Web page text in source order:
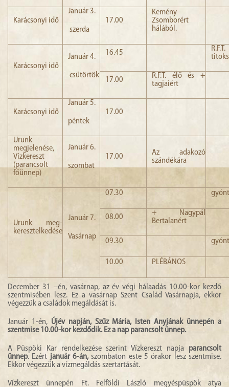
Karácsonyi idő
Január 3.
szerda
17.00
Kemény
Zsomborért
hálából.
Karácsonyi idő
Január 4.
csütörtök
16.45
R.F.T.
17.00
R.F.T. élő és +
tagjaiért
Karácsonyi idő
Január 5.
péntek
17.00
Urunk
megjelenése,
Vízkereszt
(parancsolt
főünnep)
Január 6.
szombat
17.00
Az adakozó
szándékára
Urunk meg-
keresztelkedése
Január 7.
Vasárnap
07.30
08.00
+ Nagypál
Bertalanért
09.30
10.00 PLÉBÁNOS
December 31 –én, vasárnap, az év végi hálaadás 10.00-kor kezdő
szentmisében lesz. Ez a vasárnap Szent Család Vasárnapja, ekkor
végezzük a családok megáldását is.
Január 1-én, Újév napján, Szűz Mária, Isten Anyjának ünnepén a
szentmise 10.00-kor kezdődik. Ez a nap parancsolt ünnep.
A Püspöki Kar rendelkezése szerint Vízkereszt napja parancsolt
ünnep. Ezért január 6-án,szombaton este 5 órakor lesz szentmise.
Ekkor végezzük a vízmegáldás szertartását.
Vízkereszt ünnepén Ft. Felföldi László megyéspüspök atya